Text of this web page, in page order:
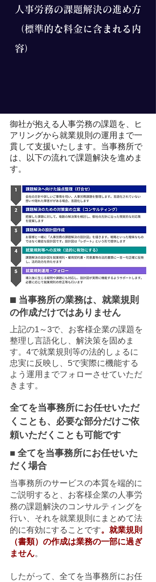
人事労務の課題解決の進め方
（標準的な料金に含まれる内
容）
御社が抱える人事労務の課題を、ヒ
アリングから就業規則の運用まで一
貫して支援いたします。当事務所で
は、以下の流れで課題解決を進めま
す。
■ 当事務所の業務は、就業規則
の作成だけではありません
上記の1～3で、お客様企業の課題を
整理し言語化し、解決策を固めま
す。4で就業規則等の法的しょるに
忠実に反映し、5で実際に機能する
よう運用までフォローさせていただ
きます。
全てを当事務所にお任せいただ
くことも、必要な部分だけご依
頼いただくことも可能です
■ 全てを当事務所にお任せいた
だく場合
当事務所のサービスの本質を端的に
ご説明すると、お客様企業の人事労
務の課題解決のコンサルティングを
行い、それを就業規則にまとめて法
的に有効にすることです。就業規則
（書類）の作成は業務の一部に過ぎ
ません。
したがって、全てを当事務所にお任